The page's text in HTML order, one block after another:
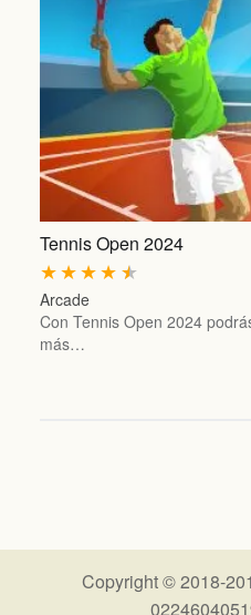
Tennis Open 2024
★
★
★
★
★
Arcade
Con Tennis Open 2024
más…
Copyright © 2018-